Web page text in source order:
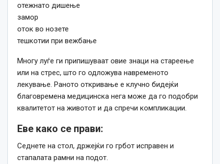
отежнато дишење
замор
оток во нозете
тешкотии при вежбање
Многу луѓе ги припишуваат овие знаци на стареење
или на стрес, што го одложува навременото
лекување. Раното откривање е клучно бидејќи
благовремена медицинска нега може да го подобри
квалитетот на животот и да спречи компликации.
Еве како се прави:
Седнете на стол, држејќи го грбот исправен и
стапалата рамни на подот.